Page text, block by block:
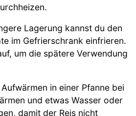
Lagerung kannst du den
im Gefrierschrank einfrieren.
um die spätere Verwendung
Aufwärmen in einer Pfanne bei
und etwas Wasser oder
damit der Reis nicht